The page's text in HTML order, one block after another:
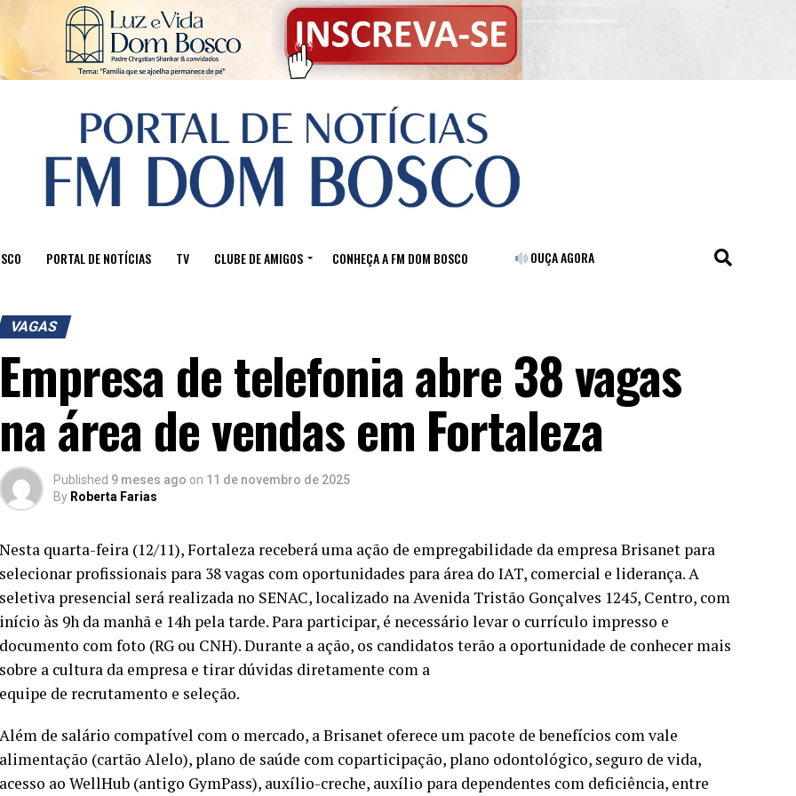
PORTAL DE NOTÍCIAS TV CLUBE DE AMIGOS CONHEÇA A FM DOM BOSCO OUÇA AGORA
VAGAS
Empresa de telefonia abre 38 vagas
na área de vendas em Fortaleza
Published 9 meses ago on 11 de novembro de 2025
By Roberta Farias
Nesta quarta-feira (12/11), Fortaleza receberá uma ação de empregabilidade da empresa Brisanet para
selecionar profissionais para 38 vagas com oportunidades para área do IAT, comercial e liderança. A
seletiva presencial será realizada no SENAC, localizado na Avenida Tristão Gonçalves 1245, Centro, com
início às 9h da manhã e 14h pela tarde. Para participar, é necessário levar o currículo impresso e
documento com foto (RG ou CNH). Durante a ação, os candidatos terão a oportunidade de conhecer mais
sobre a cultura da empresa e tirar dúvidas diretamente com a
equipe de recrutamento e seleção.
Além de salário compatível com o mercado, a Brisanet oferece um pacote de benefícios com vale
alimentação (cartão Alelo), plano de saúde com coparticipação, plano odontológico, seguro de vida,
acesso ao WellHub (antigo GymPass), auxílio-creche, auxílio para dependentes com deficiência, entre